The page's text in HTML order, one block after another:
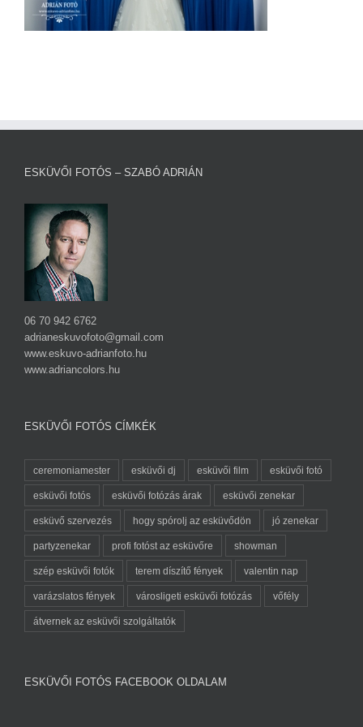
ESKÜVŐI FOTÓS – SZABÓ ADRIÁN
06 70 942 6762
adrianeskuvofoto@gmail.com
www.eskuvo-adrianfoto.hu
www.adriancolors.hu
ESKÜVŐI FOTÓS CÍMKÉK
ceremoniamester esküvői dj esküvői film esküvői fotó
esküvői fotós esküvői fotózás árak esküvői zenekar
esküvő szervezés hogy spórolj az esküvődön jó zenekar
partyzenekar profi fotóst az esküvőre showman
szép esküvői fotók terem díszítő fények valentin nap
varázslatos fények városligeti esküvői fotózás vőfély
átvernek az esküvői szolgáltatók
ESKÜVŐI FOTÓS FACEBOOK OLDALAM